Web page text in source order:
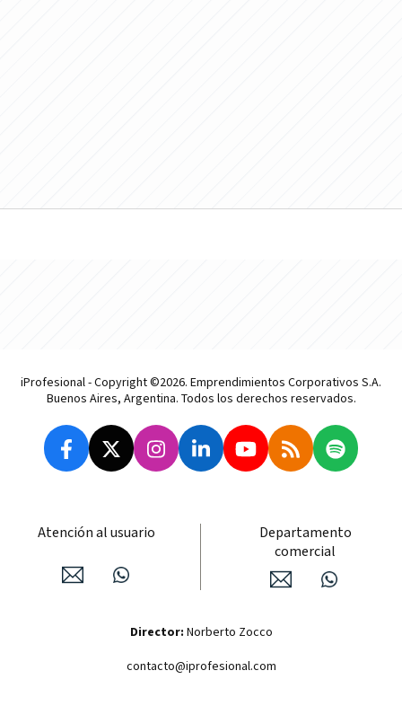
iProfesional - Copyright ©2026. Emprendimientos Corporativos S.A.
Buenos Aires, Argentina. Todos los derechos reservados.
Atención al usuario
Departamento
comercial
Director: Norberto Zocco
contacto@iprofesional.com